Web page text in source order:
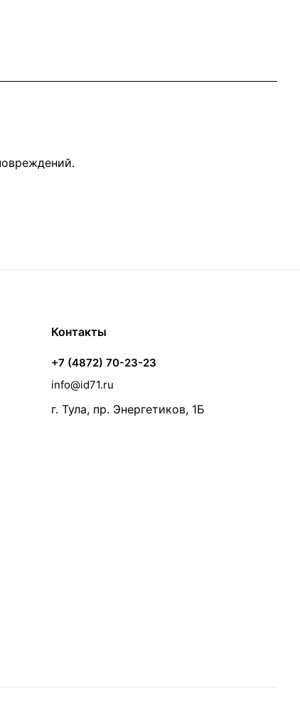
Контакты
+7 (4872) 70-23-23
info@id71.ru
г. Тула, пр. Энергетиков, 1Б